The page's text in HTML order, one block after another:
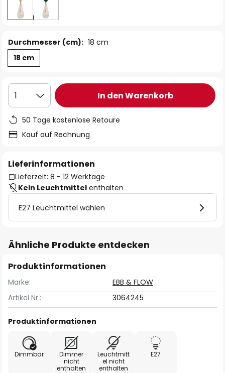
Durchmesser (cm): 18 cm
18 cm
1 In den Warenkorb
50 Tage kostenlose Retoure
Kauf auf Rechnung
Lieferinformationen
Lieferzeit: 8 - 12 Werktage
Kein Leuchtmittel enthalten
E27 Leuchtmittel wählen
Ähnliche Produkte entdecken
Produktinformationen
Marke:
EBB & FLOW
Artikel Nr.:
3064245
Produktinformationen
Dimmbar
Dimmer
nicht
enthalten
Leuchtmitt
el nicht
enthalten
E27